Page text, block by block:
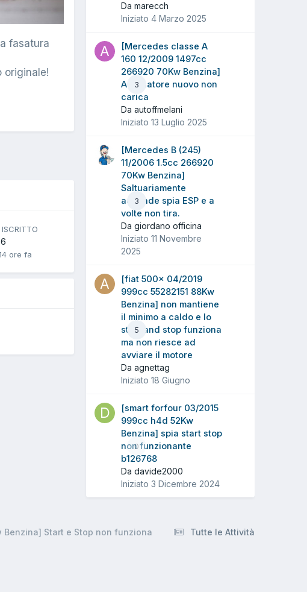
fasatura
originale!
ore fa
Da marecch
Iniziato 4 Marzo 2025
3
[Mercedes classe A
160 12/2009 1497cc
266920 70Kw Benzina]
Alternatore nuovo non
carica
Da autoffmelani
Iniziato 13 Luglio 2025
3
[Mercedes B (245)
11/2006 1.5cc 266920
70Kw Benzina]
Saltuariamente
accende spia ESP e a
volte non tira.
Da giordano officina
Iniziato 11 Novembre
2025
5
[fiat 500x 04/2019
999cc 55282151 88Kw
Benzina] non mantiene
il minimo a caldo e lo
start and stop funziona
ma non riesce ad
avviare il motore
Da agnettag
Iniziato 18 Giugno
0
[smart forfour 03/2015
999cc h4d 52Kw
Benzina] spia start stop
non funzionante
b126768
Da davide2000
Iniziato 3 Dicembre 2024
Tutte le Attività
Benzina] Start e Stop non funziona